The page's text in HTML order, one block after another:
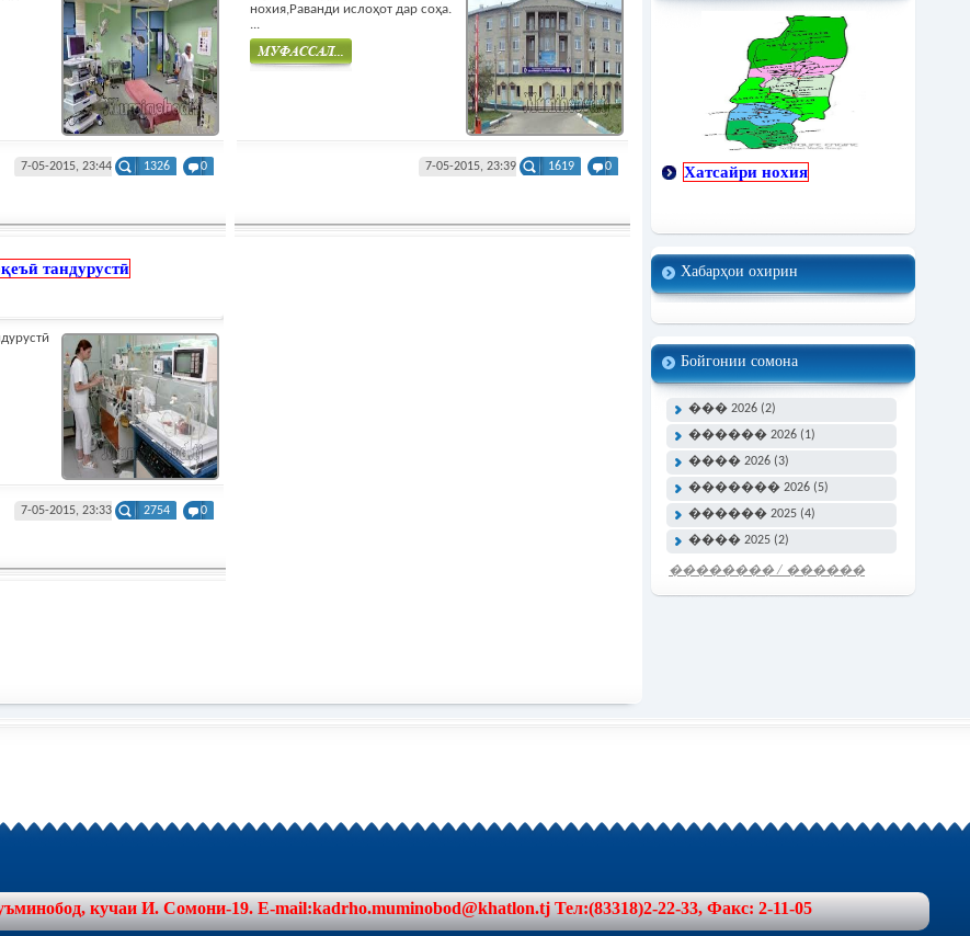
Хатсайри нохия
Хабарҳои охирин
Бойгонии сомона
��� 2026 (2)
������ 2026 (1)
���� 2026 (3)
������� 2026 (5)
������ 2025 (4)
���� 2025 (2)
�������� / ������
���� �����
7-05-2015, 23:44 1326 0
нохия,Раванди ислоҳот дар соҳа.
...
7-05-2015, 23:39 1619 0
тандурустӣ
7-05-2015, 23:33 2754 0
кучаи И. Сомони-19. E-mail:kadrho.muminobod@khatlon.tj Тел:(83318)2-22-33, Факс: 2-11-05